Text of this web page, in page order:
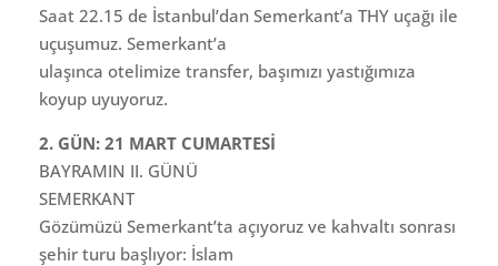
Saat 22.15 de İstanbul’dan Semerkant’a THY uçağı ile
uçuşumuz. Semerkant’a
ulaşınca otelimize transfer, başımızı yastığımıza
koyup uyuyoruz.
2. GÜN: 21 MART CUMARTESİ
BAYRAMIN II. GÜNÜ
SEMERKANT
Gözümüzü Semerkant’ta açıyoruz ve kahvaltı sonrası
şehir turu başlıyor: İslam